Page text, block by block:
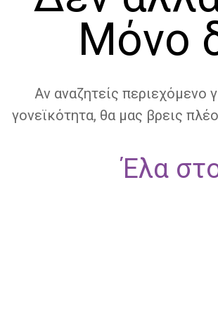
Μόνο
Αν αναζητείς περιεχόμενο
γονεϊκότητα, θα μας βρεις
Έλα